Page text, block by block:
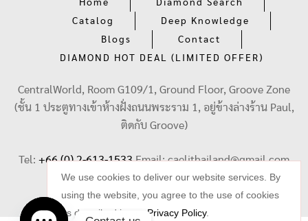
Home
Diamond Search
Catalog
Deep Knowledge
Blogs
Contact
DIAMOND HOT DEAL (LIMITED OFFER)
CentralWorld, Room G109/1, Ground Floor, Groove Zone
(ชั้น 1 ประตูทางเข้าห้างฝั่งถนนพระราม 1, อยู่ข้างล่างร้าน Paul,
ติดกับ Groove)
Tel: +66 (0) 2-613-1533Email:caelithailand@gmail.com
We use cookies to deliver our website services. By
using the website, you agree to the use of cookies
as described in our Privacy Policy.